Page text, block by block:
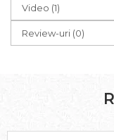
Video (1)
Review-uri (0)